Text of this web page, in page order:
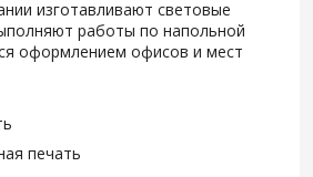
изготавливают световые
работы по напольной
оформлением офисов и мест
печать